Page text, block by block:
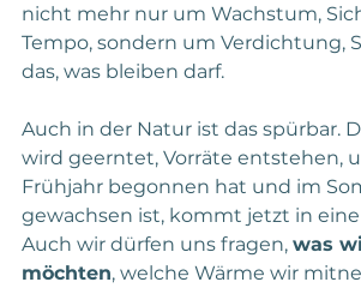
nicht mehr nur um Wachstum,
Tempo, sondern um Verdichtung,
das, was bleiben darf.
Auch in der Natur ist das spürbar.
wird geerntet, Vorräte entstehen,
Frühjahr begonnen hat und im
gewachsen ist, kommt jetzt in eine
Auch wir dürfen uns fragen, was
möchten, welche Wärme wir